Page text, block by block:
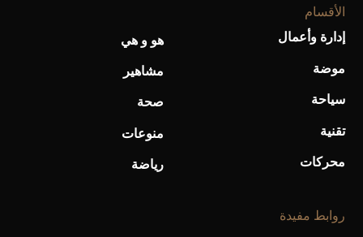
أفضل تدريج للشعر الطويل لإطلالة جريئة وعصرية
الأقسام
إدارة وأعمال
موضة
سياحة
تقنية
محركات
هو و هي
مشاهير
صحة
منوعات
رياضة
روابط مفيدة